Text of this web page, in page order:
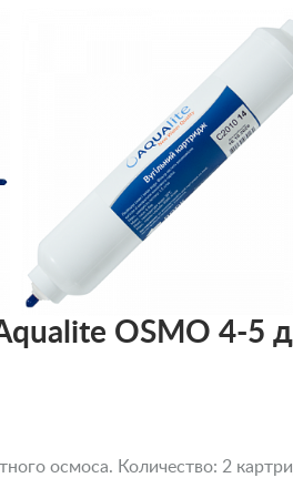
OSMO 4-5
осмоса. Количество: 2